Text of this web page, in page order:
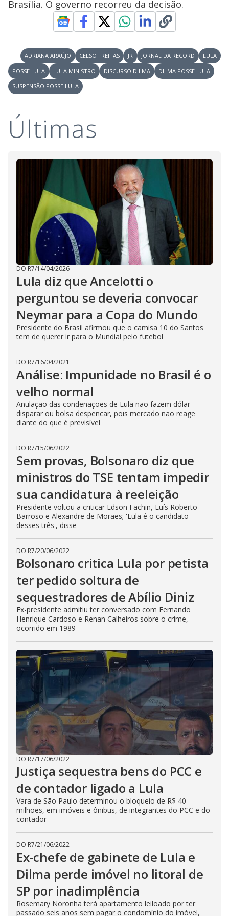
y
V
i
o
o
Brasília. O governo recorreu da decisão.
ADRIANA ARAÚJO CELSO FREITAS JR JORNAL DA RECORD
LULA
POSSE LULA
LULA MINISTRO DISCURSO DILMA
DILMA POSSE LULA
SUSPENSÃO POSSE LULA
Últimas
DO R7/14/04/2026
Lula diz que Ancelotti o
perguntou se deveria convocar
Neymar para a Copa do Mundo
Presidente do Brasil afirmou que o camisa 10 do Santos
tem de querer ir para o Mundial pelo futebol
DO R7/16/04/2021
Análise: Impunidade no Brasil é o
velho normal
Anulação das condenações de Lula não fazem dólar
disparar ou bolsa despencar, pois mercado não reage
diante do que é previsível
DO R7/15/06/2022
Sem provas, Bolsonaro diz que
ministros do TSE tentam impedir
sua candidatura à reeleição
Presidente voltou a criticar Edson Fachin, Luís Roberto
Barroso e Alexandre de Moraes; 'Lula é o candidato
desses três', disse
DO R7/20/06/2022
Bolsonaro critica Lula por petista
ter pedido soltura de
sequestradores de Abílio Diniz
Ex-presidente admitiu ter conversado com Fernando
Henrique Cardoso e Renan Calheiros sobre o crime,
ocorrido em 1989
DO R7/17/06/2022
Justiça sequestra bens do PCC e
de contador ligado a Lula
Vara de São Paulo determinou o bloqueio de R$ 40
milhões, em imóveis e ônibus, de integrantes do PCC e do
contador
DO R7/21/06/2022
Ex-chefe de gabinete de Lula e
Dilma perde imóvel no litoral de
SP por inadimplência
Rosemary Noronha terá apartamento leiloado por ter
passado seis anos sem pagar o condomínio do imóvel,